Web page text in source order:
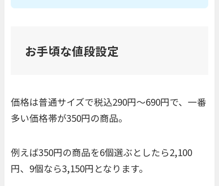
お手頃な値段設定
価格は普通サイズで税込290円～690円で、一番
多い価格帯が350円の商品。
例えば350円の商品を6個選ぶとしたら2,100
円、9個なら3,150円となります。